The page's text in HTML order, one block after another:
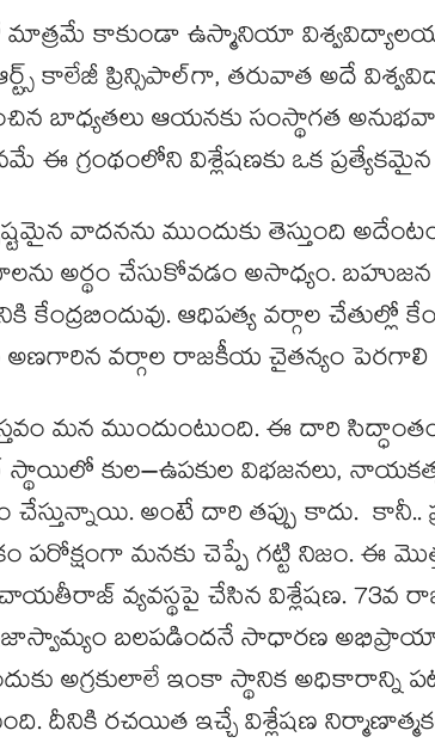
కాకుండా ఉస్మానియా
కాలేజీ ప్రిన్సిపాల్‌గా, తరువాత అదే
బాధ్యతలు ఆయనకు సంస్థాగత
ఈ గ్రంథంలోని విశ్లేషణకు ఒక ప్రత్యేకమైన
వాదనను ముందుకు తెస్తుంది
అర్థం చేసుకోవడం అసాధ్యం. బహుజన
కేంద్రబిందువు. ఆధిపత్య వర్గాల చేతుల్లో
వర్గాల రాజకీయ చైతన్యం పెరగాలి
మన ముందుంటుంది. ఈ దారి
స్థాయిలో కుల–ఉపకుల విభజనలు,
చేస్తున్నాయి. అంటే దారి తప్పు కాదు.
పరోక్షంగా మనకు చెప్పే గట్టి నిజం. ఈ
వ్యవస్థపై చేసిన విశ్లేషణ. 73వ
బలపడిందనే సాధారణ
అగ్రకులాలే ఇంకా స్థానిక అధికారాన్ని
దీనికి రచయిత ఇచ్చే విశ్లేషణ